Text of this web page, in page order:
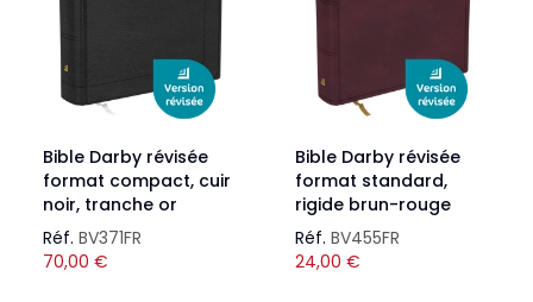
Bible Darby révisée
format compact, cuir
noir, tranche or
Réf. BV371FR
70,00 €
Bible Darby révisée
format standard,
rigide brun-rouge
Réf. BV455FR
24,00 €